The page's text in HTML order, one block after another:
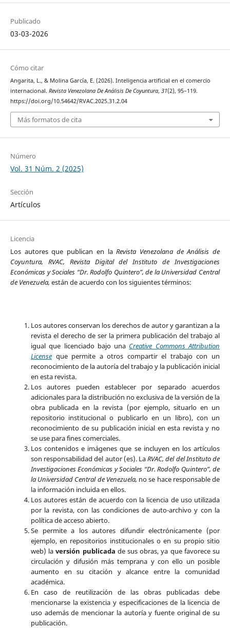
Publicado
03-03-2026
Cómo citar
Angarita, L., & Molina García, E. (2026). Inteligencia artificial en el comercio
internacional. Revista Venezolana De Análisis De Coyuntura, 31(2), 95–119.
https://doi.org/10.54642/RVAC.2025.31.2.04
Más formatos de cita
Número
Vol. 31 Núm. 2 (2025)
Sección
Artículos
Licencia
Los autores que publican en laRevista Venezolana de Análisis de
Coyuntura, RVAC, Revista Digital del Instituto de Investigaciones
Económicas y Sociales “Dr. Rodolfo Quintero”, de la Universidad Central
de Venezuela, están de acuerdo con los siguientes términos:
Los autores conservan los derechos de autor y garantizan a la
revista el derecho de ser la primera publicación del trabajo al
igual que licenciado bajo una Creative Commons Attribution
Licenseque permite a otros compartir el trabajo con un
reconocimiento de la autoría del trabajo y la publicación inicial
en esta revista.
Los autores pueden establecer por separado acuerdos
adicionales para la distribución no exclusiva de la versión de la
obra publicada en la revista (por ejemplo, situarlo en un
repositorio institucional o publicarlo en un libro), con un
reconocimiento de su publicación inicial en esta revista y no
se use para fines comerciales.
Los contenidos e imágenes que se incluyen en los artículos
son responsabilidad del autor (es). LaRVAC, del del Instituto de
Investigaciones Económicas y Sociales “Dr. Rodolfo Quintero”, de
la Universidad Central de Venezuela, no se hace responsable de
la información incluida en ellos.
Los autores están de acuerdo con la licencia de uso utilizada
por la revista, con las condiciones de auto-archivo y con la
política de acceso abierto.
Se permite a los autores difundir electrónicamente (por
ejemplo, en repositorios institucionales o en su propio sitio
web) laversión publicada de sus obras, ya que favorece su
circulación y difusión más temprana y con ello un posible
aumento en su citación y alcance entre la comunidad
académica.
En caso de reutilización de las obras publicadas debe
mencionarse la existencia y especificaciones de la licencia de
uso además de mencionar la autoría y fuente original de su
publicación.